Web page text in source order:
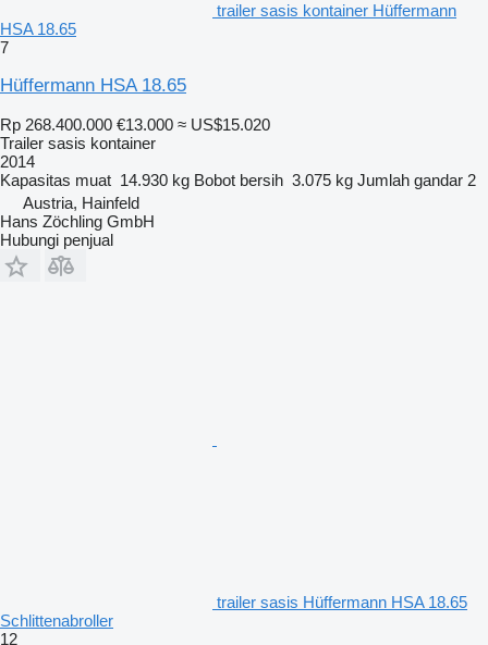
trailer sasis kontainer Hüffermann
HSA 18.65
7
Hüffermann HSA 18.65
Rp 268.400.000 €13.000 ≈ US$15.020
Trailer sasis kontainer
2014
Kapasitas muat 14.930 kg Bobot bersih 3.075 kg Jumlah gandar 2
Austria, Hainfeld
Hans Zöchling GmbH
Hubungi penjual
trailer sasis Hüffermann HSA 18.65
Schlittenabroller
12